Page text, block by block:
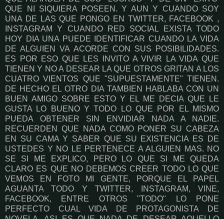
QUE NI SIQUIERA POSEEN. Y AUN Y CUANDO SOY
UNA DE LAS QUE PONGO EN TWITTER, FACEBOOK ,
INSTAGRAM Y CUANDO RED SOCIAL EXISTA TODO
HOY DIA UNA PUEDE IDENTIFICAR CUANDO LA VIDA
DE ALGUIEN VA ACORDE CON SUS POSIBILIDADES.
ES POR ESO QUE LES INVITO A VIVIR LA VIDA QUE
TIENEN Y NO A DESEAR LA QUE OTROS GRITAN A LOS
CUATRO VIENTOS QUE "SUPUESTAMENTE" TIENEN.
DE HECHO EL OTRO DIA TAMBIEN HABLABA CON UN
BUEN AMIGO SOBRE ESTO Y EL ME DECIA QUE LE
GUSTA LO BUENO Y TODO LO QUE POR EL MISMO
PUEDA OBTENER SIN ENVIDIAR NADA A NADIE.
RECUERDEN QUE NADA COMO PONER SU CABEZA
EN SU CAMA Y SABER QUE SU EXISTENCIA ES DE
USTEDES Y NO LE PERTENECE A ALGUIEN MAS. NO
SE SI ME EXPLICO, PERO LO QUE SI ME QUEDA
CLARO ES QUE NO DEBEMOS CREER TODO LO QUE
VEMOS EN FOTO MI GENTE, PORQUE EL PAPEL
AGUANTA TODO Y TWITTER, INSTAGRAM, VINE,
FACEBOOK, ENTRE OTROS "TODO" LO PONE
PERFECTO CUAL VIDA DE PROTAGONISTA DE